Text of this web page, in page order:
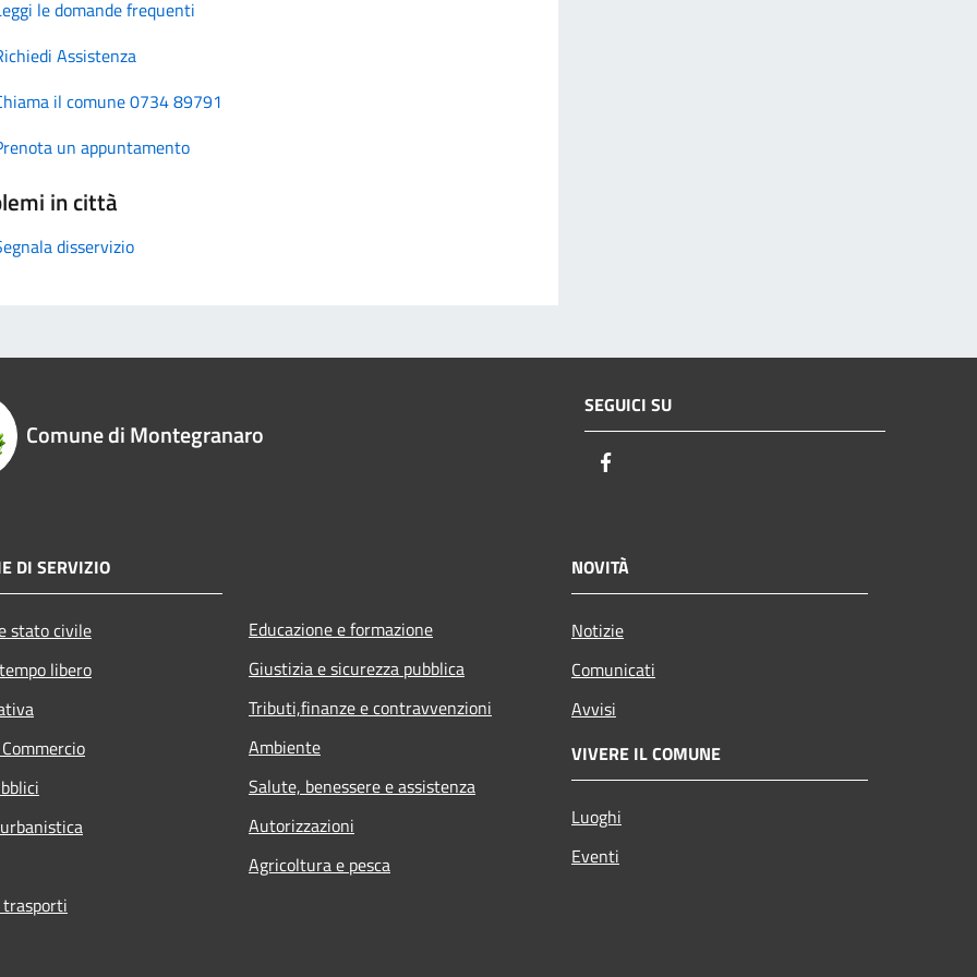
le domande frequenti
Assistenza
il comune 0734 89791
un appuntamento
in città
disservizio
Comune di Montegranaro
SEGUICI SU
DI SERVIZIO
stato civile
libero
Educazione e formazione
Giustizia e sicurezza pubblica
Tributi,finanze e contravvenzioni
Ambiente
Salute, benessere e assistenza
Autorizzazioni
Agricoltura e pesca
NOVITÀ
Notizie
Comunicati
Avvisi
VIVERE IL COMUNE
Luoghi
Eventi